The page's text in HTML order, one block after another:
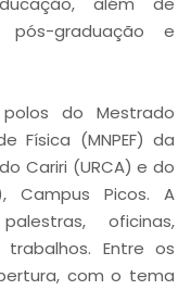
graduação e
do Mestrado
Física (MNPEF) da
Cariri (URCA) e do
Campus Picos. A
oficinas,
Entre os
com o tema